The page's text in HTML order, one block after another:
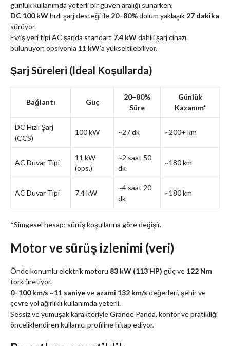
günlük kullanımda yeterli bir güven aralığı sunarken,
DC 100 kWhızlı şarj desteği ile 20–80%dolum yaklaşık 27 dakika
sürüyor.
Ev/iş yeri tipi AC şarjda standart 7.4 kWdahili şarj cihazı
bulunuyor; opsiyonla 11 kW’a yükseltilebiliyor.
Şarj Süreleri (İdeal Koşullarda)
Bağlantı Güç
20–80%
Süre
Günlük
Kazanım*
DC Hızlı Şarj
(CCS)
100 kW ~27 dk ~200+ km
AC Duvar Tipi
11 kW
(ops.)
~2 saat 50
dk
~180 km
AC Duvar Tipi 7.4 kW
~4 saat 20
dk
~180 km
*Simgesel hesap; sürüş koşullarına göre değişir.
Motor ve sürüş izlenimi (veri)
Önde konumlu elektrik motoru 83 kW (113 HP) güç ve 122 Nm
tork üretiyor.
0–100 km/s ~11 saniyeve azami 132 km/s değerleri, şehir ve
çevre yol ağırlıklı kullanımda yeterli.
Sessiz ve yumuşak karakteriyle Grande Panda, konfor ve pratikliği
önceliklendiren kullanıcı profiline hitap ediyor.